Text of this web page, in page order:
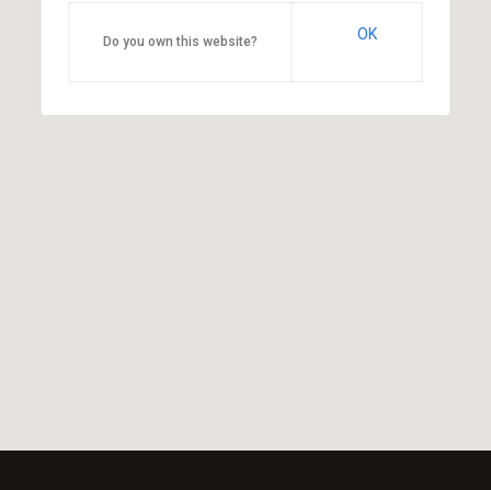
Do you own this website? OK